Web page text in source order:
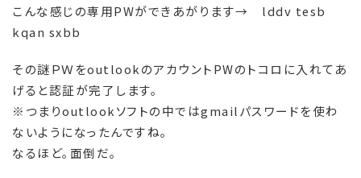
こんな感じの専用PWができあがります→ lddv tesb
kqan sxbb
その謎ＰＷをoutlookのアカウントPWのトコロに入れてあ
げると認証が完了します。
※つまりoutlookソフトの中ではgmailパスワードを使わ
ないようになったんですね。
なるほど。面倒だ。